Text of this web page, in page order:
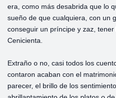
era, como más desabrida que lo
sueño de que cualquiera, con un
conseguir un príncipe y zaz,
Cenicienta.
Extraño o no, casi todos los
contaron acaban con el
parecer, el brillo de los